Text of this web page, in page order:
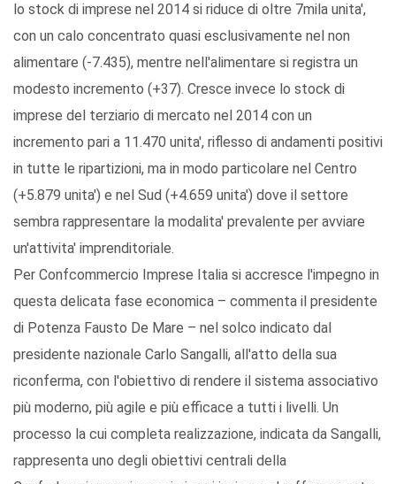
lo stock di imprese nel 2014 si riduce di oltre 7mila unita',
con un calo concentrato quasi esclusivamente nel non
alimentare (-7.435), mentre nell'alimentare si registra un
modesto incremento (+37). Cresce invece lo stock di
imprese del terziario di mercato nel 2014 con un
incremento pari a 11.470 unita', riflesso di andamenti positivi
in tutte le ripartizioni, ma in modo particolare nel Centro
(+5.879 unita') e nel Sud (+4.659 unita') dove il settore
sembra rappresentare la modalita' prevalente per avviare
un'attivita' imprenditoriale.
Per Confcommercio Imprese Italia si accresce l'impegno in
questa delicata fase economica – commenta il presidente
di Potenza Fausto De Mare – nel solco indicato dal
presidente nazionale Carlo Sangalli, all'atto della sua
riconferma, con l'obiettivo di rendere il sistema associativo
più moderno, più agile e più efficace a tutti i livelli. Un
processo la cui completa realizzazione, indicata da Sangalli,
rappresenta uno degli obiettivi centrali della